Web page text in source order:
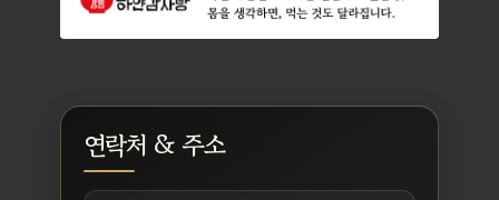
연락처 & 주소